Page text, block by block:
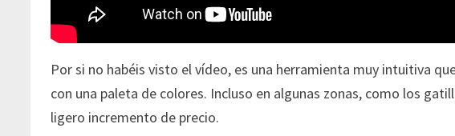
Por si no habéis visto el vídeo, es una herramienta muy intuitiva
con una paleta de colores. Incluso en algunas zonas, como los
ligero incremento de precio.